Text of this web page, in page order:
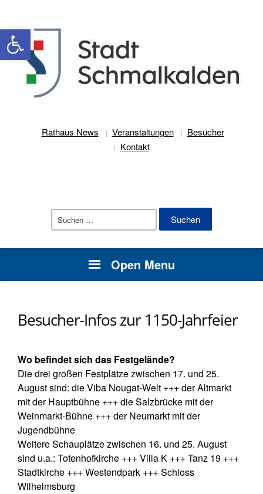
Werkzeugleiste öffnen
Rathaus News Veranstaltungen
Besucher
Kontakt
Suchen
Open Menu
Besucher-Infos zur 1150-Jahrfeier
Wo befindet sich das Festgelände?
Die drei großen Festplätze zwischen 17. und 25.
August sind: die Viba Nougat-Welt +++ der Altmarkt
mit der Hauptbühne +++ die Salzbrücke mit der
Weinmarkt-Bühne +++ der Neumarkt mit der
Jugendbühne
Weitere Schauplätze zwischen 16. und 25. August
sind u.a.: Totenhofkirche +++ Villa K +++ Tanz 19 +++
Stadtkirche +++ Westendpark +++ Schloss
Wilhelmsburg